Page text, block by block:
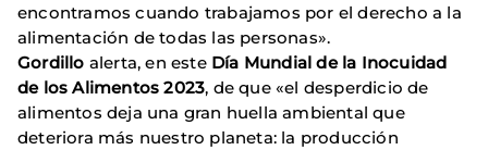
encontramos cuando trabajamos por el derecho a la
alimentación de todas las personas».
Gordillo alerta, en este Día Mundial de la Inocuidad
de los Alimentos 2023, de que «el desperdicio de
alimentos deja una gran huella ambiental que
deteriora más nuestro planeta: la producción